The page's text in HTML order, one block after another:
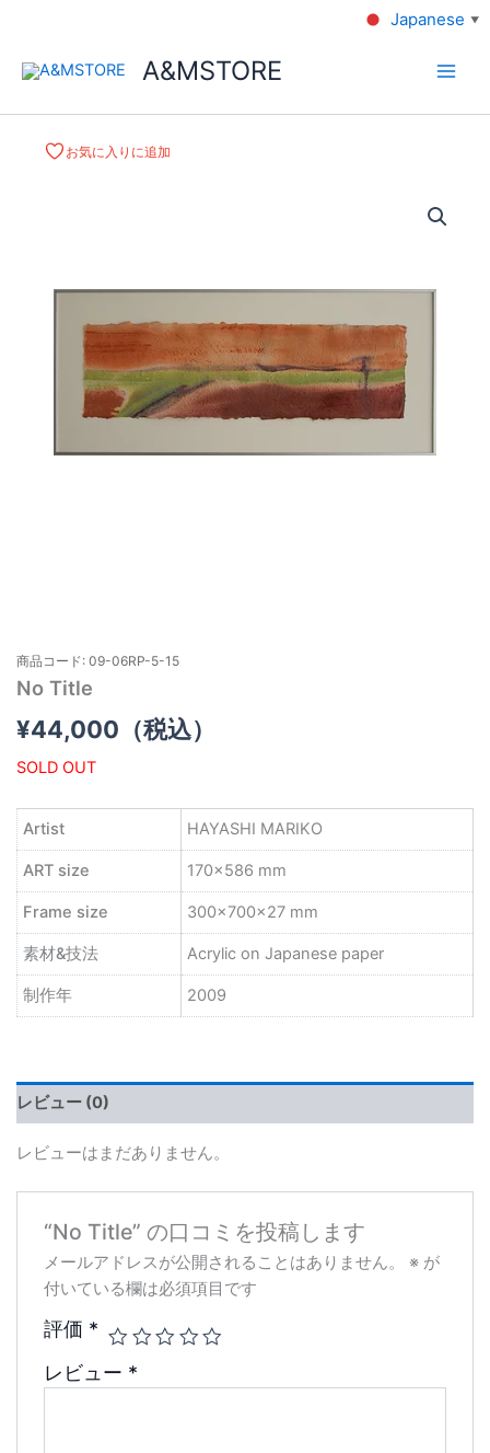
A&MSTORE
お気に入りに追加
商品コード: 09-06RP-5-15
No Title
¥44,000 （税込）
SOLD OUT
Artist HAYASHI MARIKO
ART size 170×586 mm
Frame size 300×700×27 mm
素材&技法 Acrylic on Japanese paper
制作年 2009
レビュー (0)
レビューはまだありません。
“No Title” の口コミを投稿します
メールアドレスが公開されることはありません。 ※ が
付いている欄は必須項目です
評価 *
レビュー *
Japanese ▼